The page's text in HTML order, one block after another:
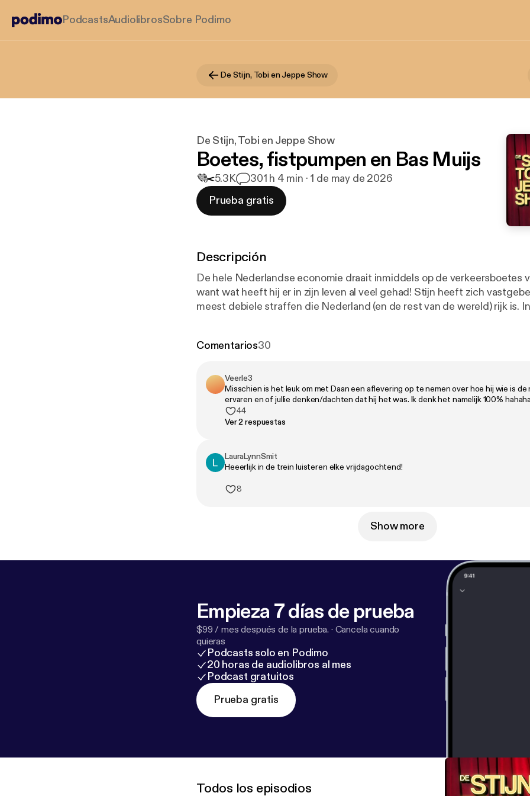
PodcastsAudiolibrosSobre Podimo
De Stijn, Tobi en Jeppe Show
De Stijn, Tobi en Jeppe Show
Boetes, fistpumpen en Bas Muijs
💜✂️5.3K 301 h 4 min · 1 de may de 2026
Prueba gratis
Descripción
De hele Nederlandse economie draait inmiddels op de verkeersboetes
want wat heeft hij er in zijn leven al veel gehad! Stijn heeft zich
meest debiele straffen die Nederland (en de rest van de wereld) rijk is.
niet onder invloed mogen rijden testen de jongens drie verschillende 0.0
Jeppe in zijn muzikale noot een troostend nummer voor iedereen die
langs de flitspaal is gereden. Natuurlijk sluiten we weer af met een Geil
keer over een BN'er👀
Comentarios30
Veerle3
Misschien is het leuk om met Daan een aflevering op te nemen over hoe hij wie is de
ervaren en of jullie denken/dachten dat hij het was. Ik denk het namelijk 100% hahaha
44
Ver 2 respuestas
LauraLynnSmit
Heeerlijk in de trein luisteren elke vrijdagochtend!
8
Show more
Empieza 7 días de prueba
$99 / mes después de la prueba. · Cancela cuando
quieras
Podcasts solo en Podimo
20 horas de audiolibros al mes
Podcast gratuitos
Prueba gratis
Todos los episodios